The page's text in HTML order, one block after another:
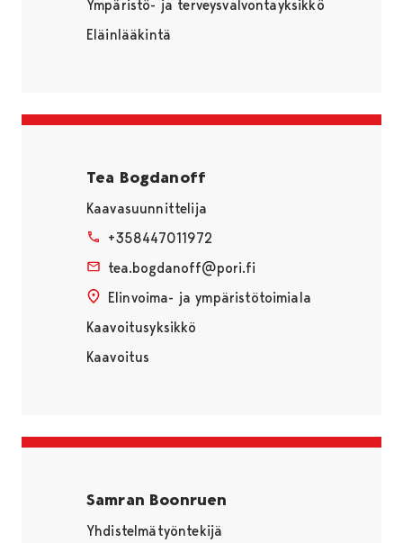
Ympäristö- ja terveysvalvontayksikkö
Eläinlääkintä
Tea Bogdanoff
Kaavasuunnittelija
+358447011972
tea.bogdanoff@pori.fi
Elinvoima- ja ympäristötoimiala
Kaavoitusyksikkö
Kaavoitus
Samran Boonruen
Yhdistelmätyöntekijä